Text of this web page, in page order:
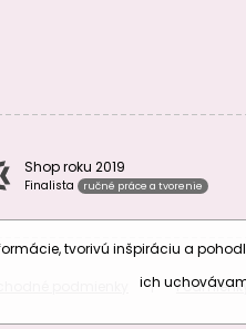
Shop roku 2019
Finalista ručné práce a tvorenie
|
tvorivú inšpiráciu a
ich